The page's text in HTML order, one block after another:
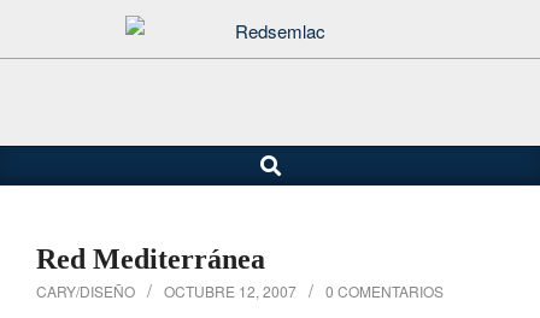
de
principal
Buscar
Red Mediterránea
CARY/DISEÑO OCTUBRE 12, 2007 0 COMENTARIOS